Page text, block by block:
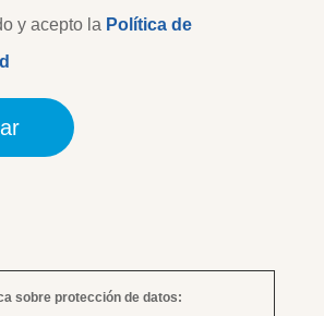
y acepto la Política de
sobre protección de datos: